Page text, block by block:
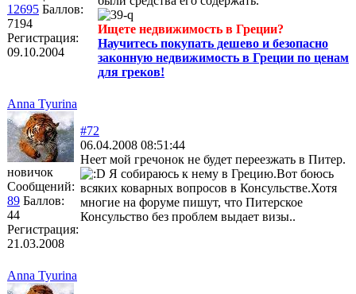
12695 Баллов:
7194
Регистрация:
09.10.2004
Ищете недвижимость в Греции?
Научитесь покупать дешево и безопасно
законную недвижимость в Греции по ценам
для греков!
Anna Tyurina
новичок
Сообщений:
89 Баллов:
44
Регистрация:
21.03.2008
#72
06.04.2008 08:51:44
Неет мой гречонок не будет переезжать в Питер.
Я собираюсь к нему в Грецию.Вот боюсь
всяких коварных вопросов в Консульстве.Хотя
многие на форуме пишут, что Питерское
Консульство без проблем выдает визы..
Anna Tyurina